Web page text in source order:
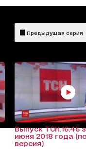
Предыдущая серия
Выпуск ТСН.16:45
июня 2018 года
версия)